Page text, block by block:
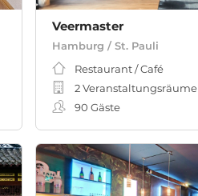
Veermaster
Hamburg / St. Pauli
Restaurant / Café
2 Veranstaltungsräume
90 Gäste